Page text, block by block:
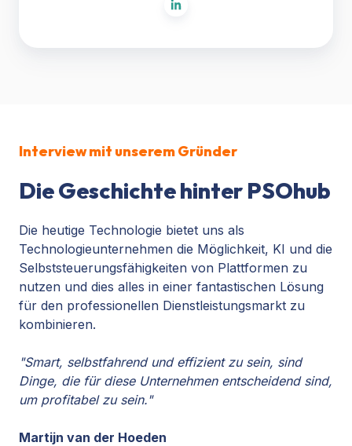
Interview mit unserem Gründer
Die Geschichte hinter PSOhub
Die heutige Technologie bietet uns als
Technologieunternehmen die Möglichkeit, KI und die
Selbststeuerungsfähigkeiten von Plattformen zu
nutzen und dies alles in einer fantastischen Lösung
für den professionellen Dienstleistungsmarkt zu
kombinieren.
"Smart, selbstfahrend und effizient zu sein, sind
Dinge, die für diese Unternehmen entscheidend sind,
um profitabel zu sein."
Martijn van der Hoeden